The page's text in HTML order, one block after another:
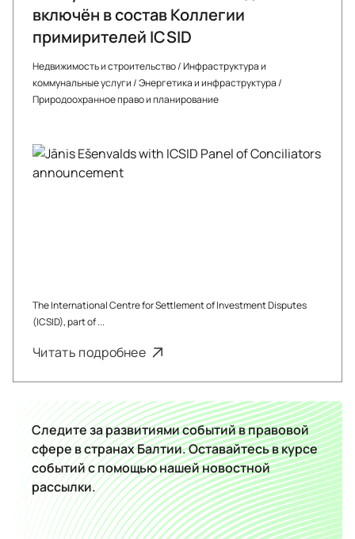
включён в состав Коллегии
примирителей ICSID
Недвижимость и строительство/Инфраструктура и
коммунальные услуги/Энергетика и инфраструктура/
Природоохранное право и планирование
The International Centre for Settlement of Investment Disputes
(ICSID), part of ...
Читать подробнее
Следите за развитиями событий в правовой
сфере в странах Балтии. Оставайтесь в курсе
событий с помощью нашей новостной
рассылки.